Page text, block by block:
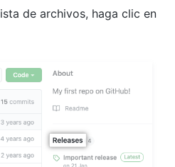
de archivos, haga clic en